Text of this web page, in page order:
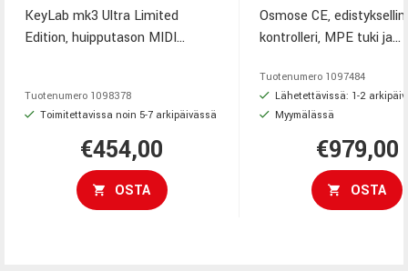
KeyLab mk3 Ultra Limited
Edition, huipputason MIDI
DAW‑integraatio.
Tuotenumero 1098378
Toimitettavissa noin 5-7 arkipäivässä
€454,00
OSTA
Osmose CE,
kontrolleri, MPE tuki ja
Tuotenumero 1097484
Lähetettävissä: 1-2
Myymälässä
€979,00
OSTA